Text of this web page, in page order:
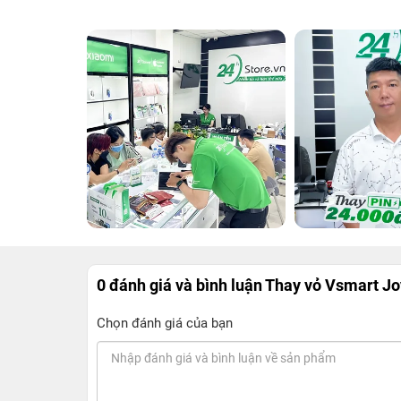
0 đánh giá và bình luậnThay vỏ Vsmart
Chọn đánh giá của bạn